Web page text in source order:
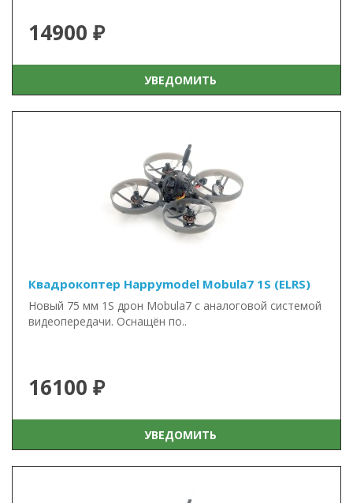
14900 ₽
УВЕДОМИТЬ
Квадрокоптер Happymodel Mobula7 1S (ELRS)
Новый 75 мм 1S дрон Mobula7 с аналоговой системой
видеопередачи. Оснащён по..
16100 ₽
УВЕДОМИТЬ